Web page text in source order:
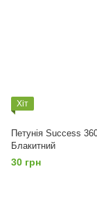
Хіт
Петунія Success
Блакитний
30 грн